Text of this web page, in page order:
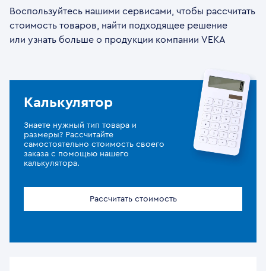
Воспользуйтесь нашими сервисами, чтобы рассчитать
стоимость товаров, найти подходящее решение
или узнать больше о продукции компании VEKA
Калькулятор
Знаете нужный тип товара и
размеры? Рассчитайте
самостоятельно стоимость своего
заказа с помощью нашего
калькулятора.
Рассчитать стоимость